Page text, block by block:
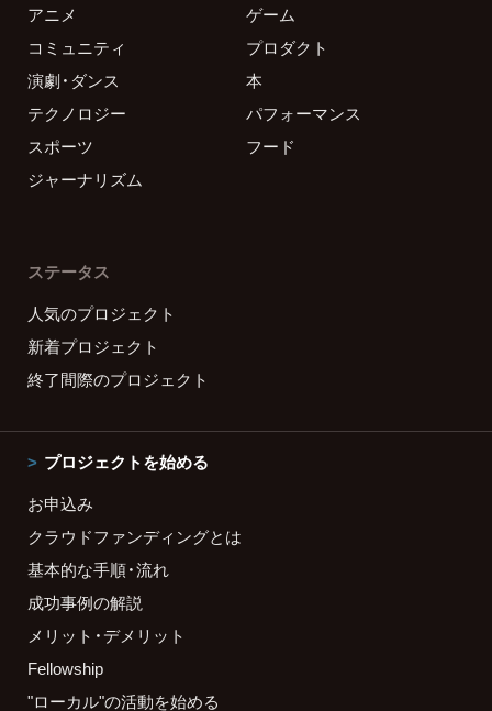
アニメ
ゲーム
コミュニティ
プロダクト
演劇・ダンス
本
テクノロジー
パフォーマンス
スポーツ
フード
ジャーナリズム
ステータス
人気のプロジェクト
新着プロジェクト
終了間際のプロジェクト
プロジェクトを始める
お申込み
クラウドファンディングとは
基本的な手順・流れ
成功事例の解説
メリット・デメリット
Fellowship
"ローカル"の活動を始める